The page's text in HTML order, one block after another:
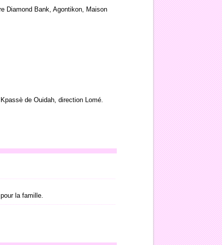
Diamond Bank, Agontikon, Maison
de Ouidah, direction Lomé.
la famille.